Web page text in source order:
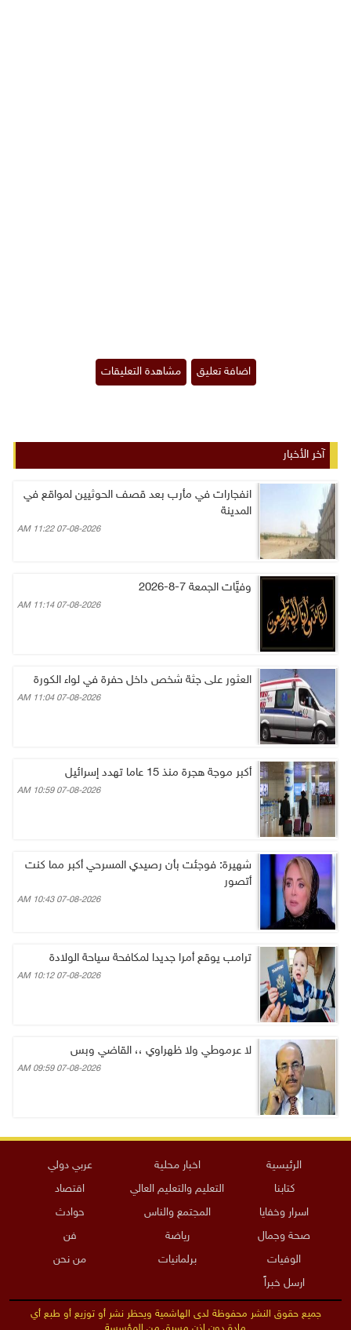
آخر الأخبار
انفجارات في مأرب بعد قصف الحوثيين لمواقع في
المدينة
07-08-2026 11:22 AM
وفيَّات الجمعة 7-8-2026
07-08-2026 11:14 AM
العثور على جثة شخص داخل حفرة في لواء الكورة
07-08-2026 11:04 AM
أكبر موجة هجرة منذ 15 عاما تهدد إسرائيل
07-08-2026 10:59 AM
شهيرة: فوجئت بأن رصيدي المسرحي أكبر مما كنت
أتصور
07-08-2026 10:43 AM
ترامب يوقع أمرا جديدا لمكافحة سياحة الولادة
07-08-2026 10:12 AM
لا عرموطي ولا ظهراوي ،، القاضي وبس
07-08-2026 09:59 AM
الرئيسية اخبار محلية
عربي دولي
كتابنا
التعليم والتعليم العالي
اقتصاد
اسرار وخفايا
المجتمع والناس
حوادث
صحة وجمال
رياضة
فن
الوفيات
برلمانيات
من نحن
ارسل خبراً
جميع حقوق النشر محفوظة لدى الهاشمية ويحظر نشر أو توزيع أو طبع أي